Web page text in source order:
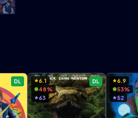
DL DL
6.1
48%
63
6.9
53%
52